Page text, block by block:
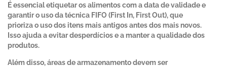
É essencial etiquetar os alimentos com a data de validade e
garantir o uso da técnica FIFO (First In, First Out), que
prioriza o uso dos itens mais antigos antes dos mais novos.
Isso ajuda a evitar desperdícios e a manter a qualidade dos
produtos.
Além disso, áreas de armazenamento devem ser